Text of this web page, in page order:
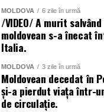
MOLDOVA 6 zile în urmă
/VIDEO/ A murit
moldovean s-a înecat
Italia.
MOLDOVA 3 zile în urmă
Moldovean decedat în
și-a pierdut viața într-
de circulație.